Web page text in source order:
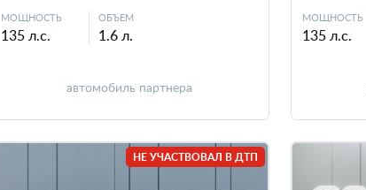
МОЩНОСТЬ
135 л.с.
ОБЪЕМ
1.6 л.
автомобиль партнера
МОЩНОСТЬ
135 л.с.
НЕ УЧАСТВОВАЛ В ДТП